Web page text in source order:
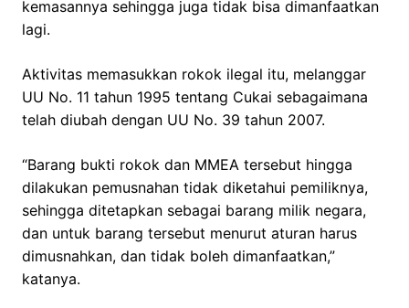
kemasannya sehingga juga tidak bisa dimanfaatkan
lagi.
Aktivitas memasukkan rokok ilegal itu, melanggar
UU No. 11 tahun 1995 tentang Cukai sebagaimana
telah diubah dengan UU No. 39 tahun 2007.
“Barang bukti rokok dan MMEA tersebut hingga
dilakukan pemusnahan tidak diketahui pemiliknya,
sehingga ditetapkan sebagai barang milik negara,
dan untuk barang tersebut menurut aturan harus
dimusnahkan, dan tidak boleh dimanfaatkan,”
katanya.